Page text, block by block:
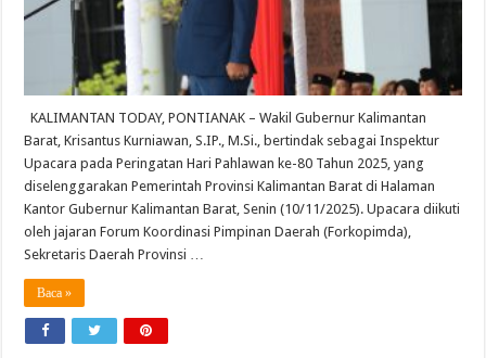
KALIMANTAN TODAY, PONTIANAK – Wakil Gubernur Kalimantan
Barat, Krisantus Kurniawan, S.IP., M.Si., bertindak sebagai Inspektur
Upacara pada Peringatan Hari Pahlawan ke-80 Tahun 2025, yang
diselenggarakan Pemerintah Provinsi Kalimantan Barat di Halaman
Kantor Gubernur Kalimantan Barat, Senin (10/11/2025). Upacara diikuti
oleh jajaran Forum Koordinasi Pimpinan Daerah (Forkopimda),
Sekretaris Daerah Provinsi …
Baca »